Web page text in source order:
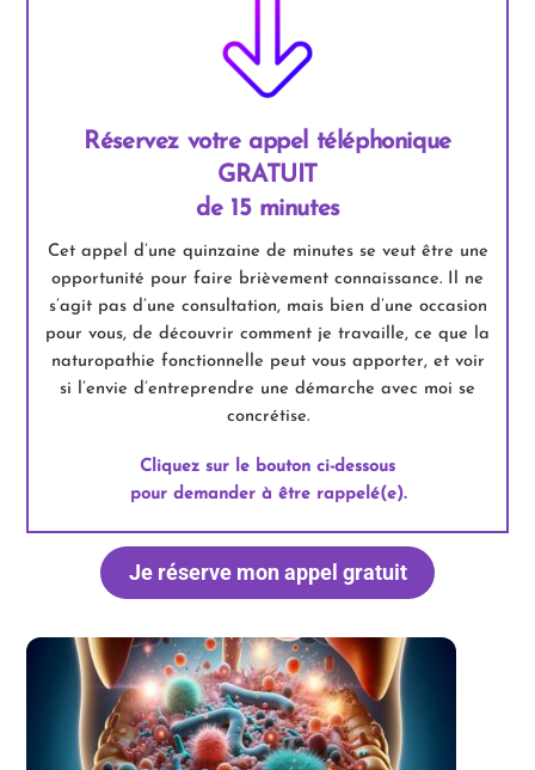
Réservez votre appel téléphonique
GRATUIT
de 15 minutes
Cet appel d’une quinzaine de minutes se veut être une
opportunité pour faire brièvement connaissance. Il ne
s’agit pas d’une consultation, mais bien d’une occasion
pour vous, de découvrir comment je travaille, ce que la
naturopathie fonctionnelle peut vous apporter, et voir
si l’envie d’entreprendre une démarche avec moi se
concrétise.
Cliquez sur le bouton ci-dessous
pour demander à être rappelé(e).
Je réserve mon appel gratuit